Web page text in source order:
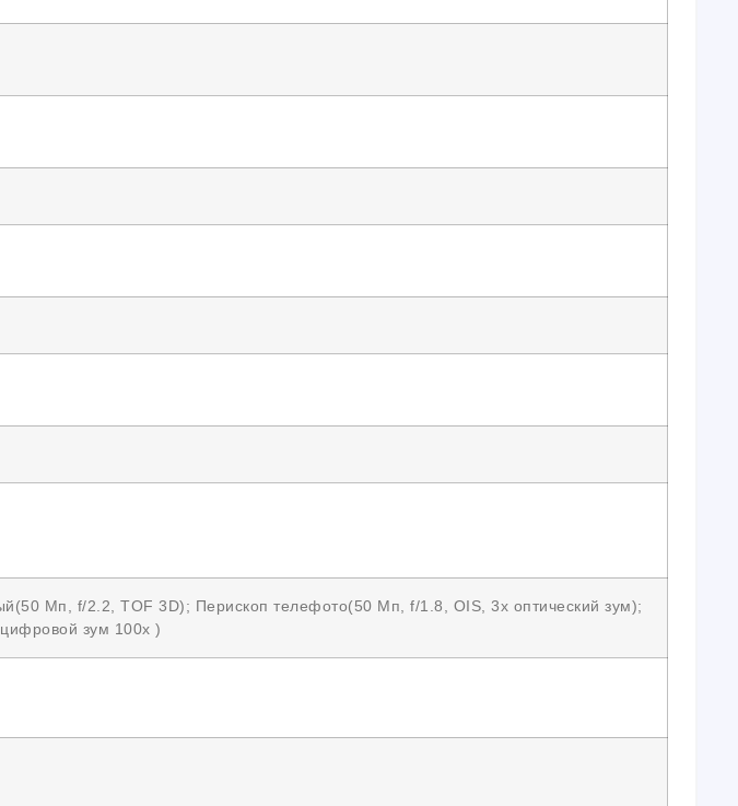
Мп, f/2.2, TOF 3D); Перископ телефото(50 Мп, f/1.8, OIS, 3x оптический зум);
зум 100х )